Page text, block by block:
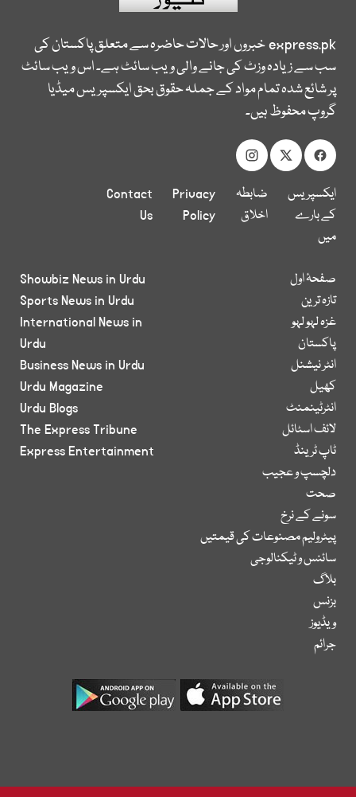
express.pkخبروں اور حالات حاضرہ سے متعلق پاکستان کی
سب سے زیادہ وزٹ کی جانے والی ویب سائٹ ہے۔ اس ویب سائٹ
پر شائع شدہ تمام مواد کے جملہ حقوق بحق ایکسپریس میڈیا
گروپ محفوظ ہیں۔
ایکسپریس
کے بارے
میں
ضابطہ
اخلاق
Privacy
Policy
Contact
Us
صفحۂ اول
تازہ ترین
غزہ لہو لہو
پاکستان
انٹر نیشنل
کھیل
انٹرٹینمنٹ
لائف اسٹائل
ٹاپ ٹرینڈ
دلچسپ و عجیب
صحت
سونے کے نرخ
پیٹرولیم مصنوعات کی قیمتیں
سائنس و ٹیکنالوجی
بلاگ
بزنس
ویڈیوز
جرائم
Showbiz News in Urdu
Sports News in Urdu
International News in
Urdu
Business News in Urdu
Urdu Magazine
Urdu Blogs
The Express Tribune
Express Entertainment